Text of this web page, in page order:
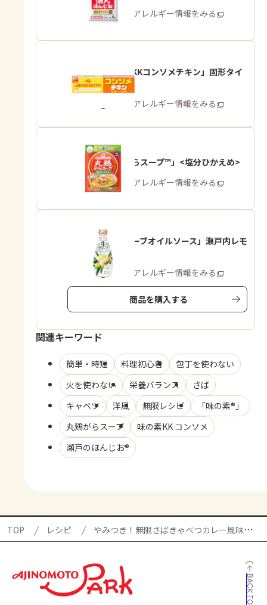
商品・アレルギー情報をみる
「味の素KKコンソメチキン」固形タイ
プ
商品・アレルギー情報をみる
「丸鶏がらスープ™」<塩分ひかえめ>
商品・アレルギー情報をみる
「生オリーブオイルソース」瀬戸内レモ
ン
商品・アレルギー情報をみる
商品を購入する
関連キーワード
簡単・時短 料理初心者
包丁を使わない
火を使わない
栄養バランス
さば
キャベツ
洋風 無限レシピ
「味の素®」
丸鶏がらスープ
味の素KK コンソメ
瀬戸のほんじお®
TOP レシピ やみつき！無限さばきゃべつカレー風味の献立